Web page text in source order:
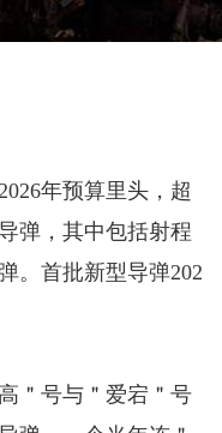
年预算里头，超
弹，其中包括射程
。首批新型导弹202
＂号与＂爱宕＂号